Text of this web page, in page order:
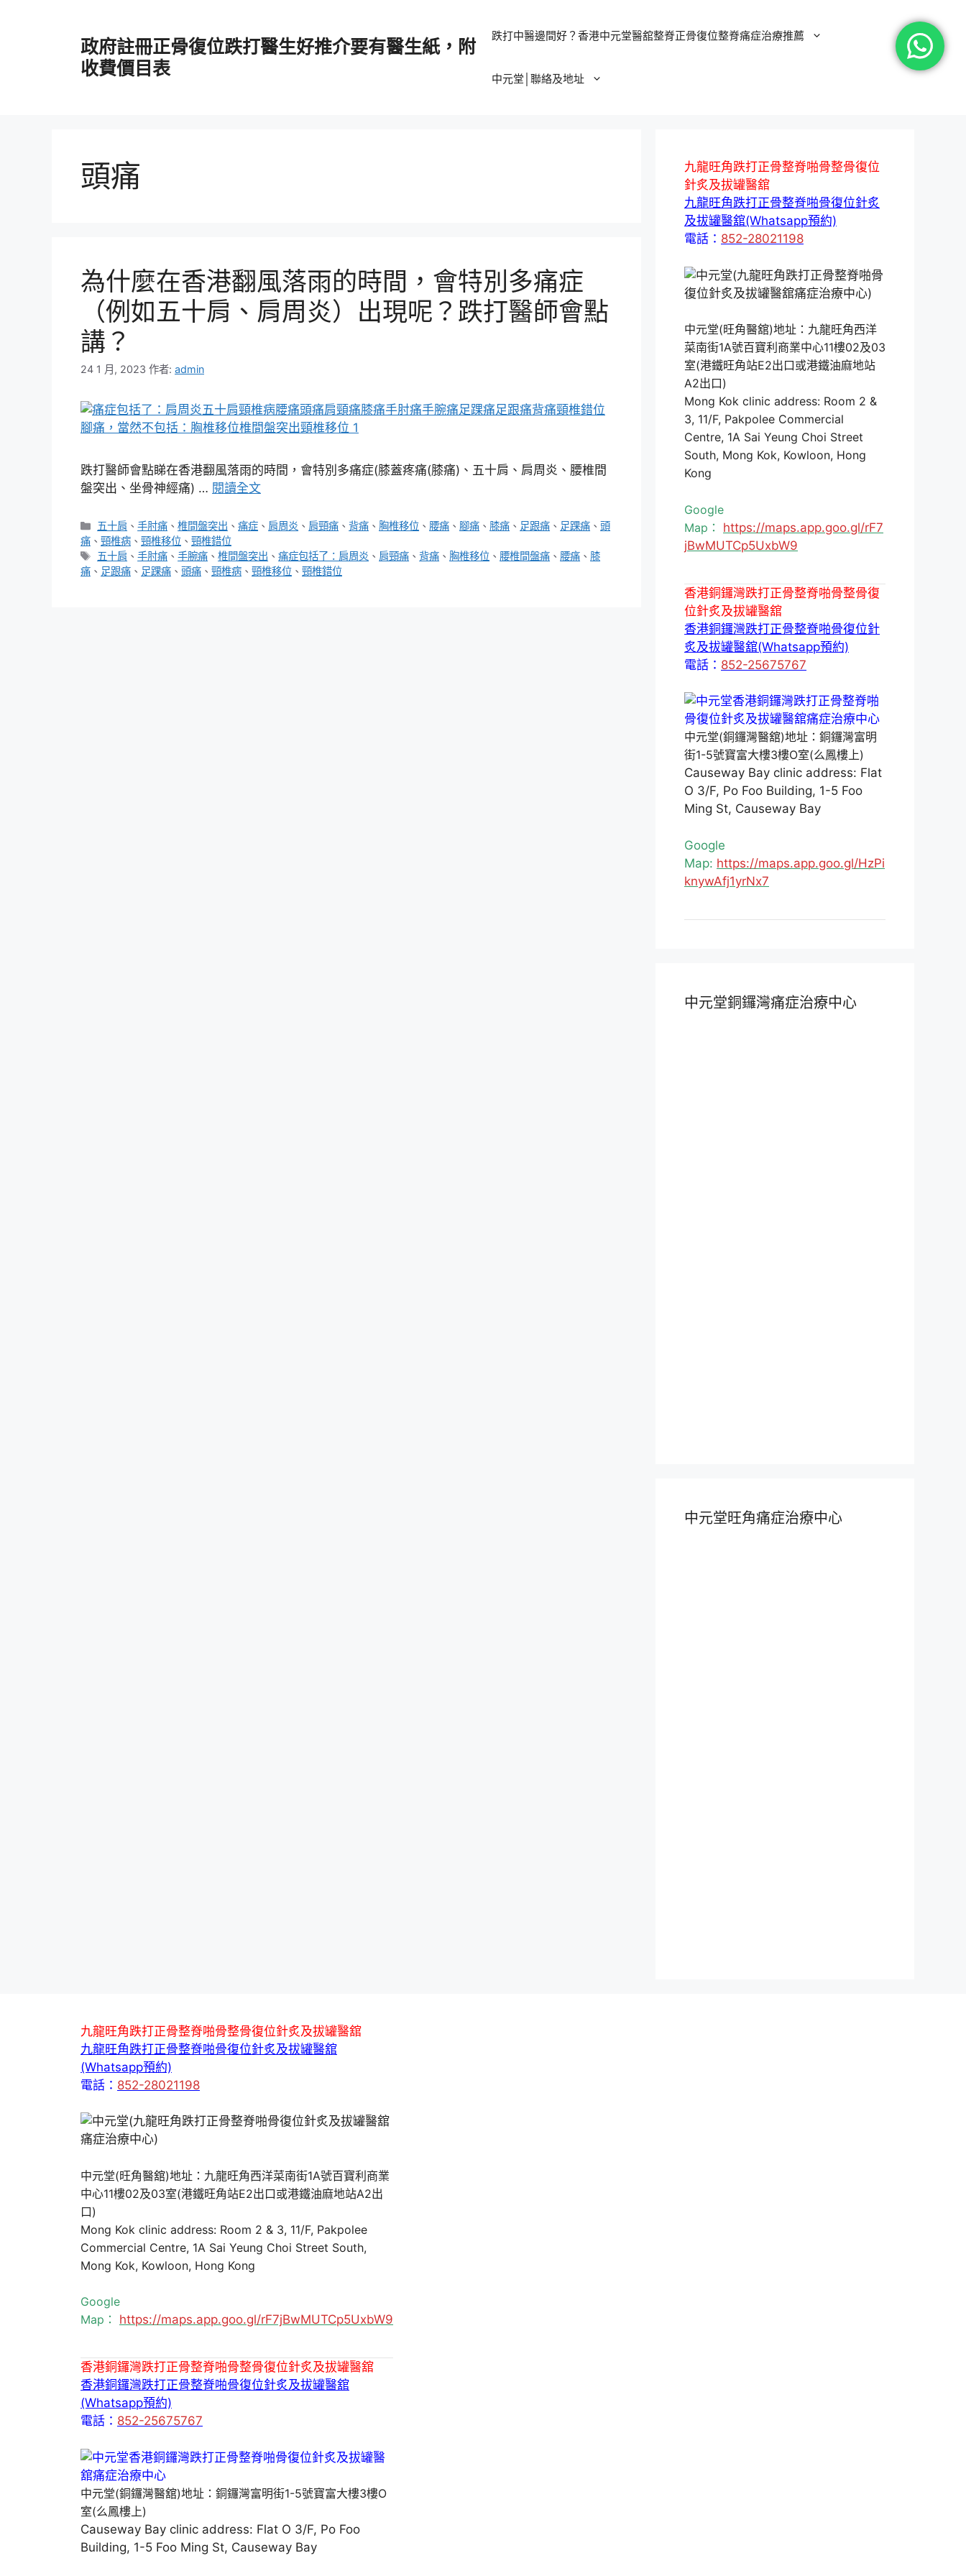
政府註冊正骨復位跌打醫生好推介要有醫生紙，附
收費價目表
跌打中醫邊間好？香港中元堂醫舘整脊正骨復位整脊痛症治療推薦
中元堂│聯絡及地址
頭痛
為什麼在香港翻風落雨的時間，會特別多痛症
（例如五十肩、肩周炎）出現呢？跌打醫師會點
講？
24 1 月, 2023 作者: admin
跌打醫師會點睇在香港翻風落雨的時間，會特別多痛症(膝蓋疼痛(膝痛)、五十肩、肩周炎、腰椎間
盤突出、坐骨神經痛) … 閱讀全文
分
類
五十肩 、手肘痛 、椎間盤突出 、痛症 、 肩周炎 、 肩頸痛 、背痛 、 胸椎移位 、 腰痛 、 腳痛 、 膝痛 、 足跟痛 、 足踝痛 、頭
痛 、 頸椎病 、 頸椎移位 、 頸椎錯位
標
籤
五十肩 、手肘痛 、手腕痛 、椎間盤突出 、痛症包括了：肩周炎 、 肩頸痛 、背痛 、 胸椎移位 、 腰椎間盤痛 、 腰痛 、 膝
痛 、 足跟痛 、 足踝痛 、 頭痛 、 頸椎病 、 頸椎移位 、 頸椎錯位
九龍旺角跌打正骨整脊啪骨整骨復位
針炙及拔罐醫舘
九龍旺角跌打正骨整脊啪骨復位針炙
及拔罐醫舘(Whatsapp預約)
電話： 852-28021198
中元堂(旺角醫舘)地址：九龍旺角西洋
菜南街1A號百寶利商業中心11樓02及03
室(港鐵旺角站E2出口或港鐵油麻地站
A2出口)
Mong Kok clinic address: Room 2 &
3, 11/F, Pakpolee Commercial
Centre, 1A Sai Yeung Choi Street
South, Mong Kok, Kowloon, Hong
Kong
Google
Map： https://maps.app.goo.gl/rF7
jBwMUTCp5UxbW9
香港銅鑼灣跌打正骨整脊啪骨整骨復
位針炙及拔罐醫舘
香港銅鑼灣跌打正骨整脊啪骨復位針
炙及拔罐醫舘(Whatsapp預約)
電話： 852-25675767
中元堂(銅鑼灣醫舘)地址：銅鑼灣富明
街1-5號寶富大樓3樓O室(么鳳樓上)
Causeway Bay clinic address: Flat
O 3/F, Po Foo Building, 1-5 Foo
Ming St, Causeway Bay
Google
Map: https://maps.app.goo.gl/HzPi
knywAfj1yrNx7
中元堂銅鑼灣痛症治療中心
中元堂旺角痛症治療中心
九龍旺角跌打正骨整脊啪骨整骨復位針炙及拔罐醫舘
九龍旺角跌打正骨整脊啪骨復位針炙及拔罐醫舘
(Whatsapp預約)
電話： 852-28021198
中元堂(旺角醫舘)地址：九龍旺角西洋菜南街1A號百寶利商業
中心11樓02及03室(港鐵旺角站E2出口或港鐵油麻地站A2出
口)
Mong Kok clinic address: Room 2 & 3, 11/F, Pakpolee
Commercial Centre, 1A Sai Yeung Choi Street South,
Mong Kok, Kowloon, Hong Kong
Google
Map： https://maps.app.goo.gl/rF7jBwMUTCp5UxbW9
香港銅鑼灣跌打正骨整脊啪骨整骨復位針炙及拔罐醫舘
香港銅鑼灣跌打正骨整脊啪骨復位針炙及拔罐醫舘
(Whatsapp預約)
電話： 852-25675767
中元堂(銅鑼灣醫舘)地址：銅鑼灣富明街1-5號寶富大樓3樓O
室(么鳳樓上)
Causeway Bay clinic address: Flat O 3/F, Po Foo
Building, 1-5 Foo Ming St, Causeway Bay